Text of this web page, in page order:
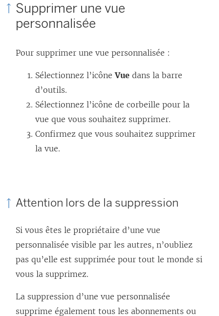
Supprimer une vue
personnalisée
Pour supprimer une vue personnalisée :
Sélectionnez l’icôneVue dans la barre
d’outils.
Sélectionnez l’icône de corbeille pour la
vue que vous souhaitez supprimer.
Confirmez que vous souhaitez supprimer
la vue.
Attention lors de la suppression
Si vous êtes le propriétaire d’une vue
personnalisée visible par les autres, n’oubliez
pas qu’elle est supprimée pour tout le monde si
vous la supprimez.
La suppression d’une vue personnalisée
supprime également tous les abonnements ou